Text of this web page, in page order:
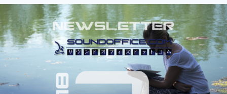
ー
ス
レ
タ
ー
2017
月